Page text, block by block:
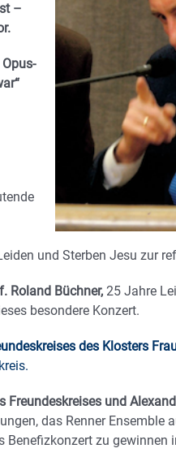
–
und Sterben Jesu zur
Roland Büchner, 25 Jahre
besondere Konzert.
des Klosters
und
das Renner Ensemble
Benefizkonzert zu gewinnen